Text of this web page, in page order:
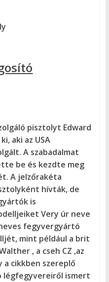
pisztolyt Edward
aki az USA
A szabadalmat
be és kezdte meg
A jelzőrakéta
hívták, de
is
Very úr neve
fegyvergyártó
mint például a brit
, a cseh CZ ,az
a cikkben szereplő
légfegyvereiről ismert